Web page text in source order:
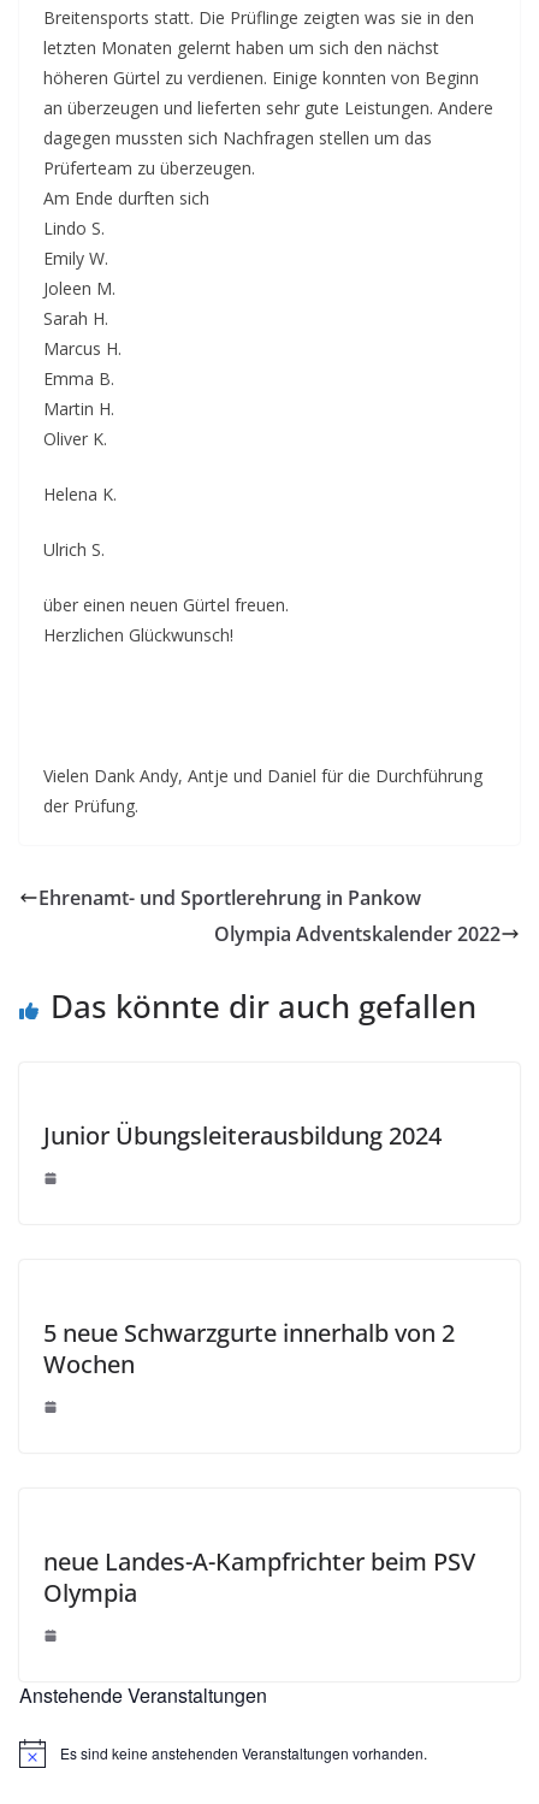
Breitensports statt. Die Prüflinge zeigten was sie in den
letzten Monaten gelernt haben um sich den nächst
höheren Gürtel zu verdienen. Einige konnten von Beginn
an überzeugen und lieferten sehr gute Leistungen. Andere
dagegen mussten sich Nachfragen stellen um das
Prüferteam zu überzeugen.
Am Ende durften sich
Lindo S.
Emily W.
Joleen M.
Sarah H.
Marcus H.
Emma B.
Martin H.
Oliver K.
Helena K.
Ulrich S.
über einen neuen Gürtel freuen.
Herzlichen Glückwunsch!
Vielen Dank Andy, Antje und Daniel für die Durchführung
der Prüfung.
Ehrenamt- und Sportlerehrung in Pankow
Olympia Adventskalender 2022
Das könnte dir auch gefallen
Junior Übungsleiterausbildung 2024
5 neue Schwarzgurte innerhalb von 2
Wochen
neue Landes-A-Kampfrichter beim PSV
Olympia
Anstehende Veranstaltungen
H
Es sind keine anstehenden Veranstaltungen vorhanden.